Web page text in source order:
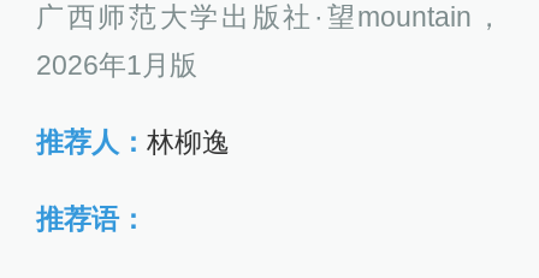
广西师范大学出版社·望mountain，
2026年1月版
推荐人： 林柳逸
推荐语：